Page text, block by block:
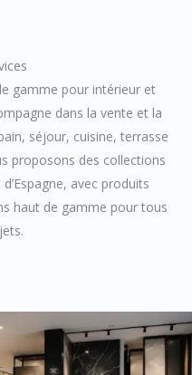
gamme pour intérieur et
dans la vente et la
séjour, cuisine, terrasse
proposons des collections
avec produits
haut de gamme pour tous